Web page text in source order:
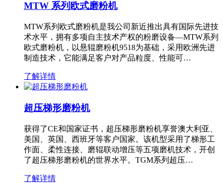
MTW 系列欧式磨粉机
MTW系列欧式磨粉机是我公司新近推出具有国际先进技
术水平，拥有多项自主技术产权的粉磨设备—MTW系列
欧式磨粉机，以悬辊磨粉机9518为基础，采用欧洲先进
制造技术，它能满足客户对产品粒度、性能可…
了解详情
超压梯形磨粉机
获得了CE和国家证书，超压梯形磨粉机享誉澳大利亚、
美国、英国、西班牙等客户国家。该机型采用了梯形工
作面、柔性连接、磨辊联动增压等五项磨机技术，开创
了超压梯形磨粉机的世界水平。TGM系列超压…
了解详情